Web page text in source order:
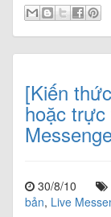
[Kiến
hoặc
30/8/10
bản, Live